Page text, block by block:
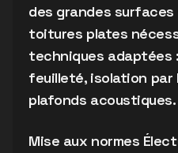
des grandes
toitures plates
techniques adaptées
feuilleté, isolation par
plafonds acoustiques.
Mise aux normes